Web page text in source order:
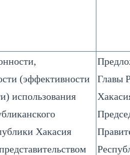
(эффективности
использования
Хакасия
Главы